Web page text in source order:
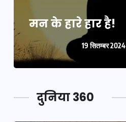
मन के हारे हार है!
19 सितम्बर 2024
दुनिया 360